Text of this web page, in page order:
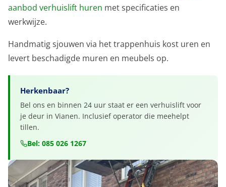
aanbod verhuislift huren met specificaties en
werkwijze.
Handmatig sjouwen via het trappenhuis kost uren en
levert beschadigde muren en meubels op.
Herkenbaar?
Bel ons en binnen 24 uur staat er een verhuislift voor
je deur in Vianen. Inclusief operator die meehelpt
tillen.
Bel: 085 026 1267